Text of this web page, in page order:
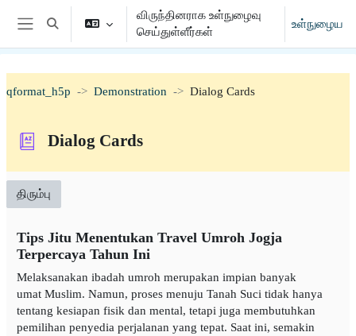
முக்கிய உள்ளடக்கத்திற்கு செல்க
Side panel
Toggle search input
விருந்தினராக உள்நுழைவு
செய்துள்ளீர்கள்
உள்நுழைய
qformat_h5p Demonstration Dialog Cards
Dialog Cards
திரும்பு
Tips Jitu Menentukan Travel Umroh Jogja
Terpercaya Tahun Ini
Melaksanakan ibadah umroh merupakan impian banyak
umat Muslim. Namun, proses menuju Tanah Suci tidak hanya
tentang kesiapan fisik dan mental, tetapi juga membutuhkan
pemilihan penyedia perjalanan yang tepat. Saat ini, semakin